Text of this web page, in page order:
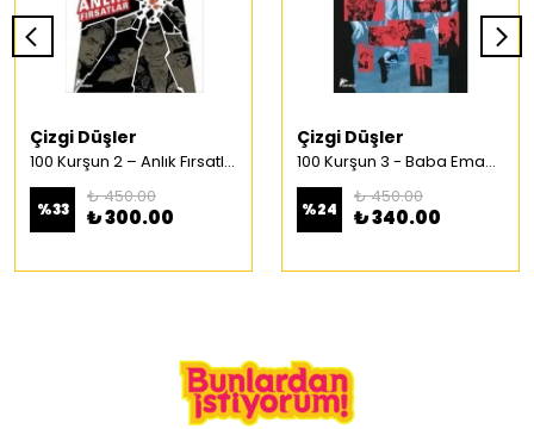
Çizgi Düşler
100 Kurşun 2 – Anlık Fırsatlar Türkçe Çizgi Roman
%33
₺ 450.00
₺ 300.00
Çizgi Düşler
100 Kurşun 3 - Baba Emaneti Türkçe Çizgi Roman
%24
₺ 450.00
₺ 340.00